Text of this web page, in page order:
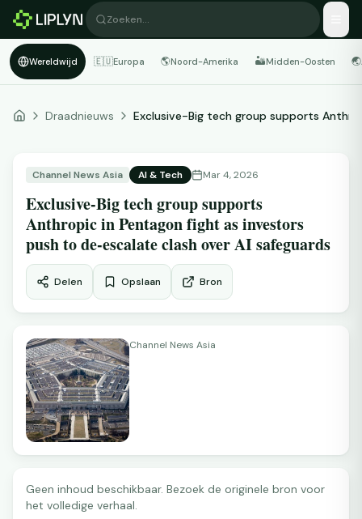
Zoeken…
Wereldwijd 🇪🇺Europa 🌎Noord-Amerika 🏜️Midden-Oosten 🌏
Draadnieuws Exclusive-Big tech group supports
Channel News Asia AI & Tech Mar 4, 2026
Exclusive-Big tech group supports
Anthropic in Pentagon fight as investors
push to de-escalate clash over AI safeguards
Delen Opslaan Bron
Channel News Asia
Geen inhoud beschikbaar. Bezoek de originele bron voor
het volledige verhaal.